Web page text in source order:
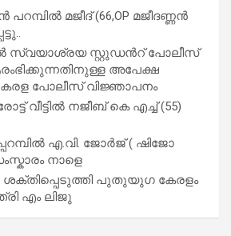
പറമ്പിൽ മജീദ് (66,OP മജീദണ്ണൻ
സ്വയാശ്രയ സ്റ്റുഡന്‍റ് പോലീസ്
അപേക്ഷ
പോലീസ് വിജ്ഞാപനം
വീട്ടിൽ നജീബ് കെ എച്ച് (55)
എ.​വി. ജോ​ർ​ജ് ( ഷിജോ
നാളെ
പുതുയുഗ കേരളം
എം ലിജു